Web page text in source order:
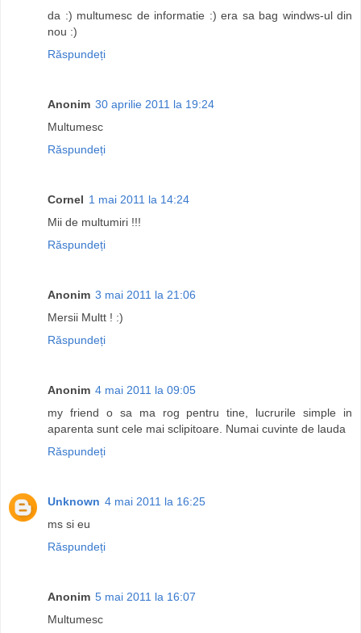
da :) multumesc de informatie :) era sa bag windws-ul din
nou :)
Răspundeți
Anonim 30 aprilie 2011 la 19:24
Multumesc
Răspundeți
Cornel 1 mai 2011 la 14:24
Mii de multumiri !!!
Răspundeți
Anonim 3 mai 2011 la 21:06
Mersii Multt ! :)
Răspundeți
Anonim 4 mai 2011 la 09:05
my friend o sa ma rog pentru tine, lucrurile simple in
aparenta sunt cele mai sclipitoare. Numai cuvinte de lauda
Răspundeți
Unknown 4 mai 2011 la 16:25
ms si eu
Răspundeți
Anonim 5 mai 2011 la 16:07
Multumesc